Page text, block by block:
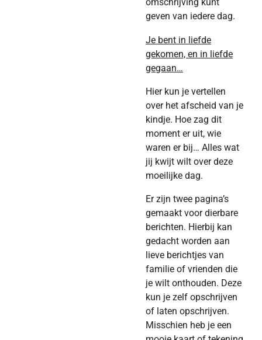
geven van iedere dag.
Je bent in liefde
gekomen, en in liefde
gegaan…
Hier kun je vertellen
over het afscheid van je
kindje. Hoe zag dit
moment er uit, wie
waren er bij… Alles wat
jij kwijt wilt over deze
moeilijke dag.
Er zijn twee pagina’s
gemaakt voor dierbare
berichten. Hierbij kan
gedacht worden aan
lieve berichtjes van
familie of vrienden die
je wilt onthouden. Deze
kun je zelf opschrijven
of laten opschrijven.
Misschien heb je een